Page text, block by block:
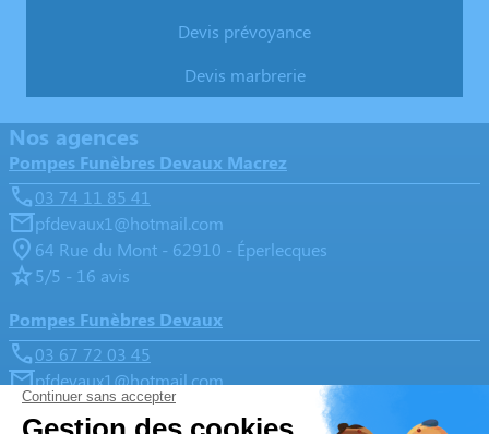
Devis prévoyance
Devis marbrerie
Nos agences
Pompes Funèbres Devaux Macrez
03 74 11 85 41
pfdevaux1@hotmail.com
64 Rue du Mont - 62910 - Éperlecques
5/5 - 16 avis
Pompes Funèbres Devaux
03 67 72 03 45
pfdevaux1@hotmail.com
13 Place Cotillon Belin (A côté de la mairie) - 62500 -